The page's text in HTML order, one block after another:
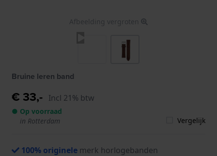
Afbeelding vergroten
Bruine leren band
€ 33,- Incl 21% btw
● Op voorraad
in Rotterdam
Vergelijk
100% originele merk horlogebanden